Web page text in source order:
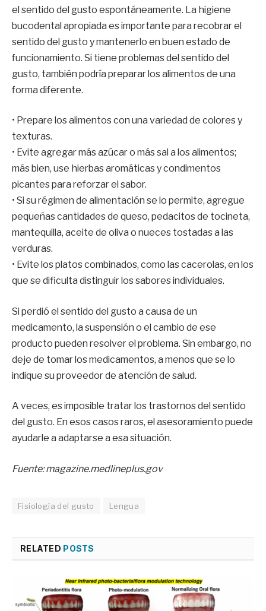
el sentido del gusto espontáneamente. La higiene
bucodental apropiada es importante para recobrar el
sentido del gusto y mantenerlo en buen estado de
funcionamiento. Si tiene problemas del sentido del
gusto, también podría preparar los alimentos de una
forma diferente.
• Prepare los alimentos con una variedad de colores y
texturas.
• Evite agregar más azúcar o más sal a los alimentos;
más bien, use hierbas aromáticas y condimentos
picantes para reforzar el sabor.
• Si su régimen de alimentación se lo permite, agregue
pequeñas cantidades de queso, pedacitos de tocineta,
mantequilla, aceite de oliva o nueces tostadas a las
verduras.
• Evite los platos combinados, como las cacerolas, en los
que se dificulta distinguir los sabores individuales.
Si perdió el sentido del gusto a causa de un
medicamento, la suspensión o el cambio de ese
producto pueden resolver el problema. Sin embargo, no
deje de tomar los medicamentos, a menos que se lo
indique su proveedor de atención de salud.
A veces, es imposible tratar los trastornos del sentido
del gusto. En esos casos raros, el asesoramiento puede
ayudarle a adaptarse a esa situación.
Fuente: magazine.medlineplus.gov
Fisiología del gusto Lengua
RELATED POSTS